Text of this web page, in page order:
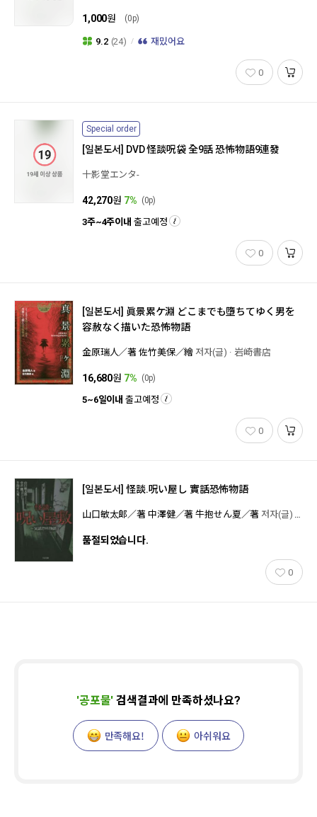
1,000원 (0p)
9.2 (24) 재밌어요
0
Special order
[일본도서] DVD 怪談呪袋 全9話 恐怖物語9連發
十影堂エンタ-
42,270원 7% (0p)
3주~4주이내 출고예정
0
[일본도서] 眞景累ケ淵 どこまでも墮ちてゆく男を
容赦なく描いた恐怖物語
金原瑞人／著 佐竹美保／繪 저자(글) 岩崎書店
16,680원 7% (0p)
5~6일이내 출고예정
0
[일본도서] 怪談.呪い屋し 實話恐怖物語
山口敏太郞／著 中澤健／著 牛抱せん夏／著 저자(글)
품절되었습니다.
0
'공포물' 검색결과에 만족하셨나요?
만족해요! 아쉬워요